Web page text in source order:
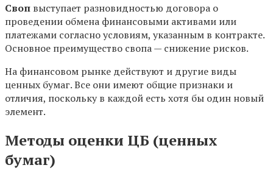
Своп выступает разновидностью договора о
проведении обмена финансовыми активами или
платежами согласно условиям, указанным в контракте.
Основное преимущество свопа — снижение рисков.
На финансовом рынке действуют и другие виды
ценных бумаг. Все они имеют общие признаки и
отличия, поскольку в каждой есть хотя бы один новый
элемент.
Методы оценки ЦБ (ценных
бумаг)